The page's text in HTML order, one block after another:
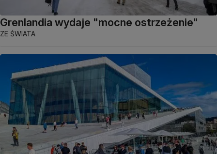
Grenlandia wydaje "mocne ostrzeżenie"
ZE ŚWIATA